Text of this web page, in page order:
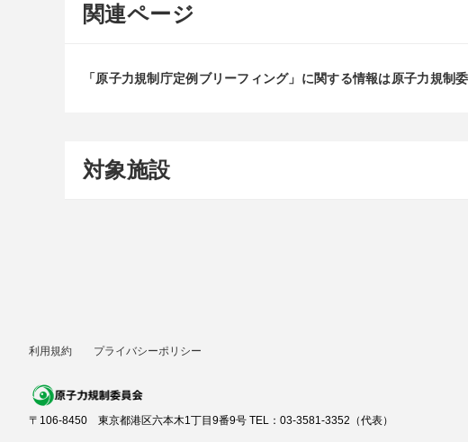
関連ページ
「原子力規制庁定例ブリーフィング」に関する情報は原子力規制
対象施設
利用規約 プライバシーポリシー
〒106-8450 東京都港区六本木1丁目9番9号 TEL：03-3581-3352（代表）